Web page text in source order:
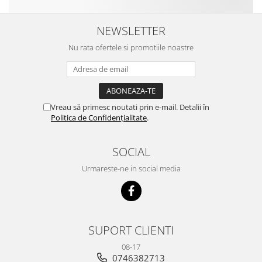
NEWSLETTER
Nu rata ofertele si promotiile noastre
Vreau să primesc noutati prin e-mail. Detalii în
Politica de Confidențialitate.
SOCIAL
Urmareste-ne in social media
SUPORT CLIENTI
08-17
0746382713